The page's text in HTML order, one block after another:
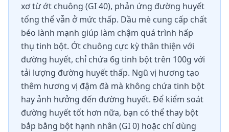
xơ từ ớt chuông (GI 40), phản ứng đường huyết
tổng thể vẫn ở mức thấp. Dầu mè cung cấp chất
béo lành mạnh giúp làm chậm quá trình hấp
thụ tinh bột. Ớt chuông cực kỳ thân thiện với
đường huyết, chỉ chứa 6g tinh bột trên 100g với
tải lượng đường huyết thấp. Ngũ vị hương tạo
thêm hương vị đậm đà mà không chứa tinh bột
hay ảnh hưởng đến đường huyết. Để kiểm soát
đường huyết tốt hơn nữa, bạn có thể thay bột
bắp bằng bột hạnh nhân (GI 0) hoặc chỉ dùng